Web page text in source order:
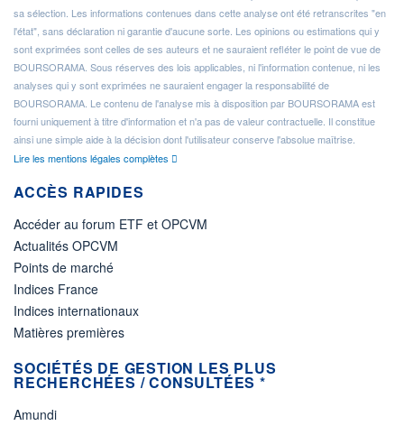
sa sélection. Les informations contenues dans cette analyse ont été retranscrites "en
l'état", sans déclaration ni garantie d'aucune sorte. Les opinions ou estimations qui y
sont exprimées sont celles de ses auteurs et ne sauraient refléter le point de vue de
BOURSORAMA. Sous réserves des lois applicables, ni l'information contenue, ni les
analyses qui y sont exprimées ne sauraient engager la responsabilité de
BOURSORAMA. Le contenu de l'analyse mis à disposition par BOURSORAMA est
fourni uniquement à titre d'information et n'a pas de valeur contractuelle. Il constitue
ainsi une simple aide à la décision dont l'utilisateur conserve l'absolue maîtrise.
Lire les mentions légales complètes
ACCÈS RAPIDES
Accéder au forum ETF et OPCVM
Actualités OPCVM
Points de marché
Indices France
Indices internationaux
Matières premières
SOCIÉTÉS DE GESTION LES PLUS
RECHERCHÉES / CONSULTÉES *
Amundi